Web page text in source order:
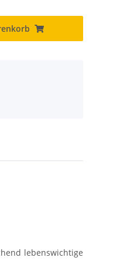
lebenswichtige